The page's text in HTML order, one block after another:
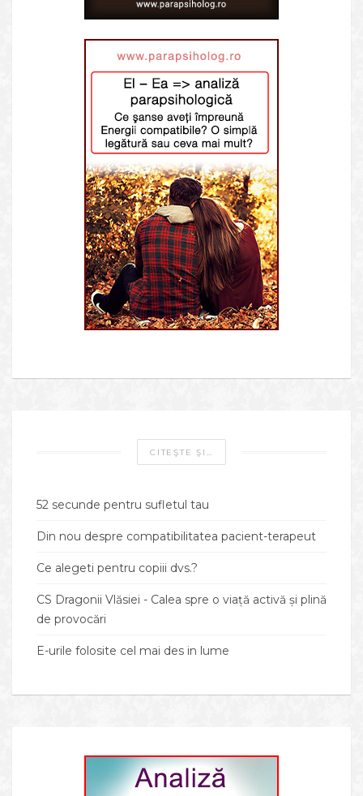
CITEŞTE ŞI…
52 secunde pentru sufletul tau
Din nou despre compatibilitatea pacient-terapeut
Ce alegeti pentru copiii dvs.?
CS Dragonii Vlăsiei - Calea spre o viață activă și plină
de provocări
E-urile folosite cel mai des in lume